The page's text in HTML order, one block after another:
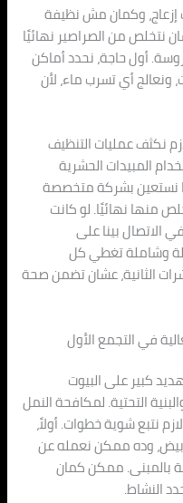
إزعاج، وكمان مش نظيفة
من الصراصير نهائيًا
أول حاجة، نحدد أماكن
ونعالج أي تسرب ماء، لأن
نكثف عمليات التنظيف
المبيدات الحشرية
نستعين بشركة متخصصة
منها نهائيًا. لو كانت
الاتصال بينا على
فعالة وشاملة تغطي كل
الثانية، عشان تضمن صحة
في التجمع الأول
كبير على البيوت
التحتية. لمكافحة النمل
نتبع شوية خطوات. أولاً،
وده ممكن نعمله عن
بالمبنى. ممكن كمان
النشاط.